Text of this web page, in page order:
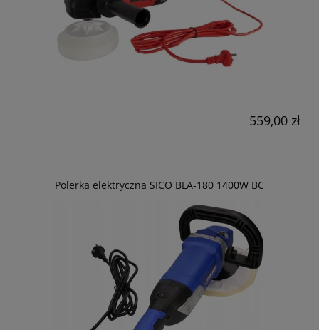
559,00 zł
Polerka elektryczna SICO BLA-180 1400W BC